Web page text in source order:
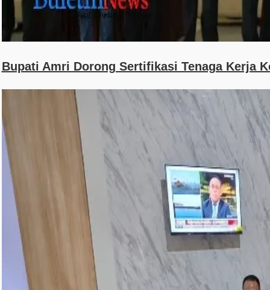
Bupati Amri Dorong Sertifikasi Tenaga Kerja